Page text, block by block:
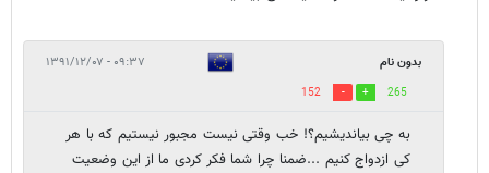
بدون نام ۰۹:۳۷ - ۱۳۹۱/۱۲/۰۷
265
152
به چی بیاندیشیم؟! خب وقتی نیست مجبور نیستیم که با هر
کی ازدواج کنیم ...ضمنا چرا شما فکر کردی ما از این وضعیت